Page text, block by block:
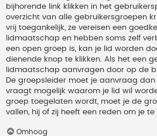
bijhorende link klikken in het
overzicht van alle gebruikersgroepen
vrij toegankelijk, ze vereisen een
lidmaatschap en hebben soms zelf
een open groep is, kan je lid worden
dienende knop te klikken. Als het een
lidmaatschap aanvragen door op de
De groepsleider moet je aanvraag dan
vraagt mogelijk waarom je lid wil
groep toegelaten wordt, moet je de
vallen, hij of zij heeft een reden om je te
Omhoog